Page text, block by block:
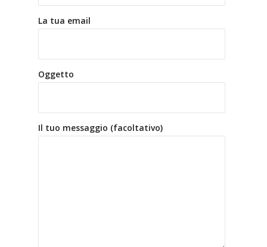
La tua email
Oggetto
Il tuo messaggio (facoltativo)